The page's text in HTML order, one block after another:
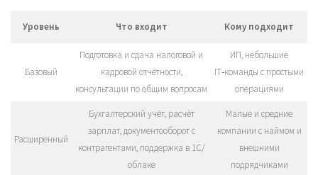
Уровень Что входит Кому подходит
Базовый
Подготовка и сдача налоговой и
кадровой отчётности,
консультации по общим вопросам
ИП, небольшие
IT‑команды с простыми
операциями
Расширенный
Бухгалтерский учёт, расчёт
зарплат, документооборот с
контрагентами, поддержка в 1С/
облаке
Малые и средние
компании с наймом и
внешними
подрядчиками